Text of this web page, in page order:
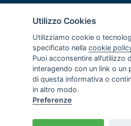
Diventa socio di
© Tutti i diritti riservati AODV231-
Associazione dei Componenti degli
ex D.Lgs. 231/2001
Home/Crediti
Utilizzo Cookies
Utilizziamo cookie o
specificato nellacookie
Puoi acconsentire all’utilizzo
interagendo con un link o un
di questa informativa o
in altro modo.
Preferenze